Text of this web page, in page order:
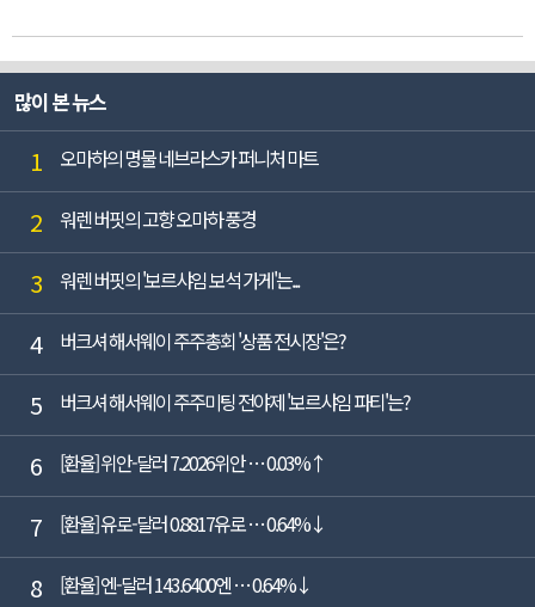
많이 본 뉴스
1 오마하의 명물 네브라스카 퍼니처 마트
2 워렌 버핏의 고향 오마하 풍경
3 워렌 버핏의 '보르샤임 보석 가게'는...
4 버크셔 해서웨이 주주총회 '상품 전시장'은?
5 버크셔 해서웨이 주주미팅 전야제 '보르샤임 파티'는?
6 [환율] 위안-달러 7.2026위안 … 0.03%↑
7 [환율] 유로-달러 0.8817유로 … 0.64%↓
8 [환율] 엔-달러 143.6400엔 … 0.64%↓